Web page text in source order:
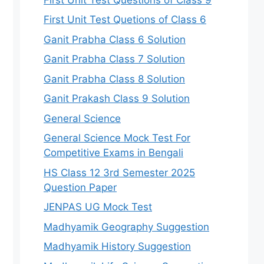
First Unit Test Quetions of Class 6
Ganit Prabha Class 6 Solution
Ganit Prabha Class 7 Solution
Ganit Prabha Class 8 Solution
Ganit Prakash Class 9 Solution
General Science
General Science Mock Test For
Competitive Exams in Bengali
HS Class 12 3rd Semester 2025
Question Paper
JENPAS UG Mock Test
Madhyamik Geography Suggestion
Madhyamik History Suggestion